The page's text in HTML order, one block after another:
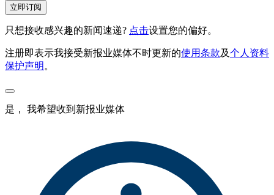
立即订阅
只想接收感兴趣的新闻速递? 点击设置您的偏好。
注册即表示我接受新报业媒体不时更新的使用条款及个人资料
保护声明 。
是， 我希望收到新报业媒体